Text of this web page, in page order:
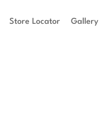
Store Locator Gallery